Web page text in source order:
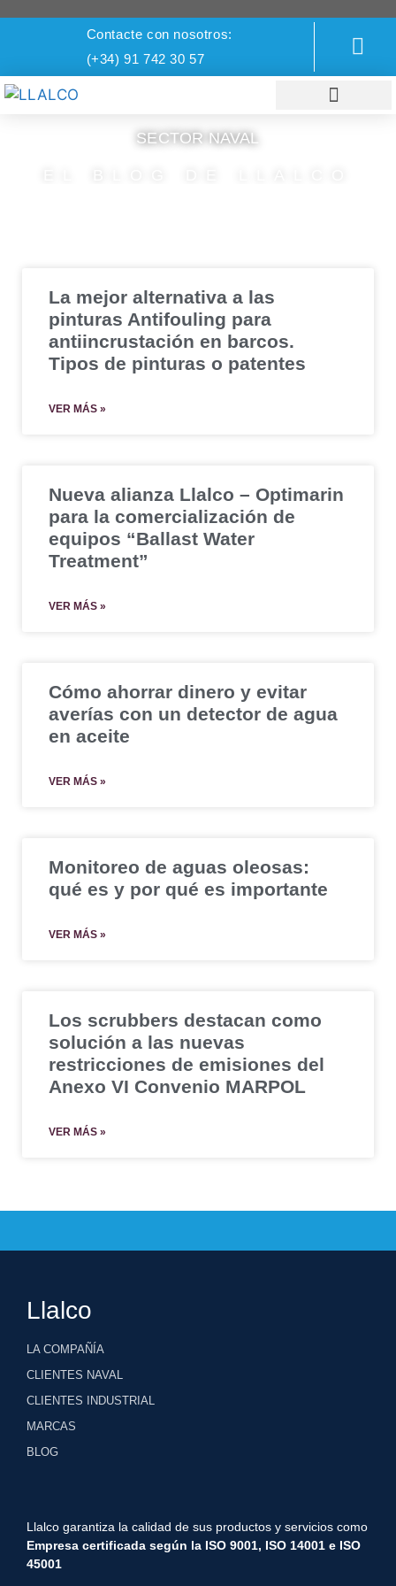
Contacte con nosotros:
(+34) 91 742 30 57
SECTOR NAVAL
La mejor alternativa a las
pinturas Antifouling para
antiincrustación en barcos.
Tipos de pinturas o patentes
VER MÁS »
Nueva alianza Llalco – Optimarin
para la comercialización de
equipos “Ballast Water
Treatment”
VER MÁS »
Cómo ahorrar dinero y evitar
averías con un detector de agua
en aceite
VER MÁS »
Monitoreo de aguas oleosas:
qué es y por qué es importante
VER MÁS »
Los scrubbers destacan como
solución a las nuevas
restricciones de emisiones del
Anexo VI Convenio MARPOL
VER MÁS »
Llalco
LA COMPAÑÍA
CLIENTES NAVAL
CLIENTES INDUSTRIAL
MARCAS
BLOG
Llalco garantiza la calidad de sus productos y servicios como
Empresa certificada según la ISO 9001, ISO 14001 e ISO
45001